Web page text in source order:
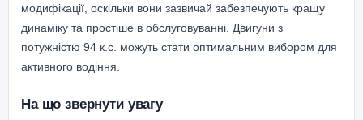
модифікації, оскільки вони зазвичай забезпечують кращу
динаміку та простіше в обслуговуванні. Двигуни з
потужністю 94 к.с. можуть стати оптимальним вибором для
активного водіння.
На що звернути увагу